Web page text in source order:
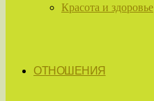
Красота и здоровье
ОТНОШЕНИЯ